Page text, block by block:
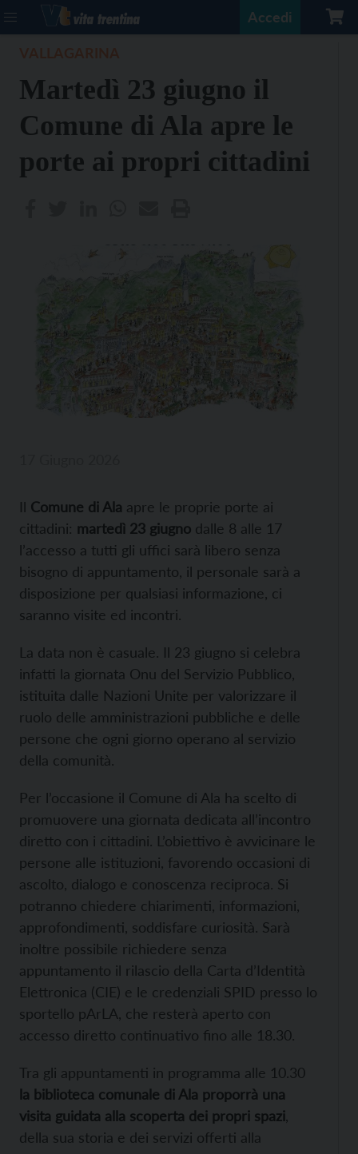
Accedi
Martedì 23 giugno il
Comune di Ala apre le
porte ai propri cittadini
Il Comune di Ala apre le proprie porte ai
cittadini: martedì 23 giugno dalle 8 alle 17
l’accesso a tutti gli uffici sarà libero senza
bisogno di appuntamento, il personale sarà a
disposizione per qualsiasi informazione, ci
saranno visite ed incontri.
La data non è casuale. Il 23 giugno si celebra
infatti la giornata Onu del Servizio Pubblico,
istituita dalle Nazioni Unite per valorizzare il
ruolo delle amministrazioni pubbliche e delle
persone che ogni giorno operano al servizio
della comunità.
Per l’occasione il Comune di Ala ha scelto di
promuovere una giornata dedicata all’incontro
diretto con i cittadini. L’obiettivo è avvicinare le
persone alle istituzioni, favorendo occasioni di
ascolto, dialogo e conoscenza reciproca. Si
potranno chiedere chiarimenti, informazioni,
approfondimenti, soddisfare curiosità. Sarà
inoltre possibile richiedere senza
appuntamento il rilascio della Carta d’Identità
Elettronica (CIE) e le credenziali SPID presso lo
sportello pArLA, che resterà aperto con
accesso diretto continuativo fino alle 18.30.
Tra gli appuntamenti in programma alle 10.30
la biblioteca comunale di Ala proporrà una
visita guidata alla scoperta dei propri spazi
della sua storia e dei servizi offerti alla